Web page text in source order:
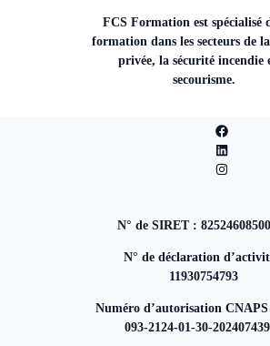
FCS Formation est spécialisé
formation dans les secteurs de
privée, la sécurité incendie
secourisme.
N° de SIRET :
N° de déclaration
11930754793
Numéro d’autorisation
093-2124-01-30-